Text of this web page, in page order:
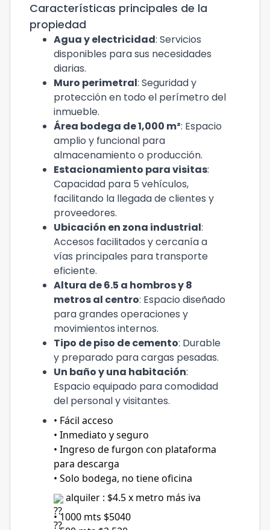
Características principales de la
propiedad
Agua y electricidad: Servicios
disponibles para sus necesidades
diarias.
Muro perimetral: Seguridad y
protección en todo el perímetro del
inmueble.
Área bodega de 1,000 m²: Espacio
amplio y funcional para
almacenamiento o producción.
Estacionamiento para visitas:
Capacidad para 5 vehículos,
facilitando la llegada de clientes y
proveedores.
Ubicación en zona industrial:
Accesos facilitados y cercanía a
vías principales para transporte
eficiente.
Altura de 6.5 a hombros y 8
metros al centro: Espacio diseñado
para grandes operaciones y
movimientos internos.
Tipo de piso de cemento: Durable
y preparado para cargas pesadas.
Un baño y una habitación:
Espacio equipado para comodidad
del personal y visitantes.
• Fácil acceso
• Inmediato y seguro
• Ingreso de furgon con plataforma
para descarga
• Solo bodega, no tiene oficina
alquiler : $4.5 x metro más iva
• 1000 mts $5040